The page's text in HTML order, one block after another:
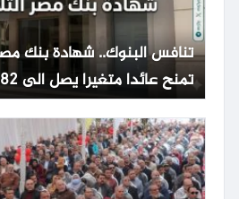
شهري